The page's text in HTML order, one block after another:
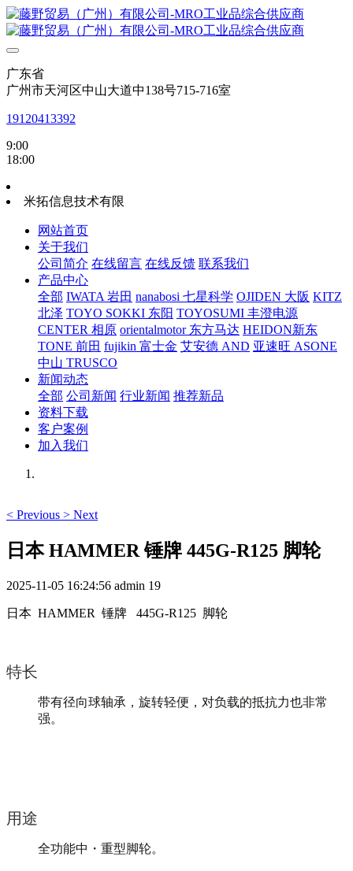
广东省
广州市天河区中山大道中138号715-716室
19120413392
9:00
18:00
米拓信息技术有限
网站首页
关于我们
公司简介 在线留言 在线反馈 联系我们
产品中心
全部 IWATA 岩田 nanabosi 七星科学 OJIDEN 大阪 KITZ
北泽 TOYO SOKKI 东阳 TOYOSUMI 丰澄电源
CENTER 相原 orientalmotor 东方马达 HEIDON新东
TONE 前田 fujikin 富士金 艾安德 AND 亚速旺 ASONE
中山 TRUSCO
新闻动态
全部 公司新闻 行业新闻 推荐新品
资料下载
客户案例
加入我们
< Previous > Next
日本 HAMMER 锤牌 445G-R125 脚轮
2025-11-05 16:24:56 admin 19
日本 HAMMER 锤牌 445G-R125 脚轮
特长
带有径向球轴承，旋转轻便，对负载的抵抗力也非常
强。
用途
全功能中・重型脚轮。